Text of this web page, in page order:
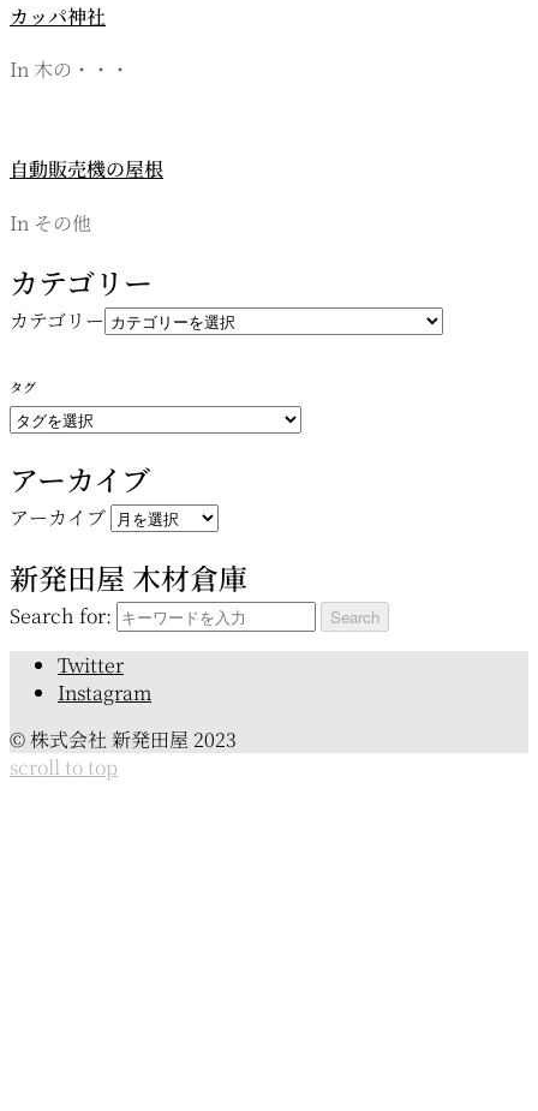
カッパ神社
In 木の・・・
自動販売機の屋根
In その他
カテゴリー
カテゴリー
タグ
アーカイブ
アーカイブ
新発田屋 木材倉庫
Search for:
Twitter
Instagram
© 株式会社 新発田屋 2023
scroll to top